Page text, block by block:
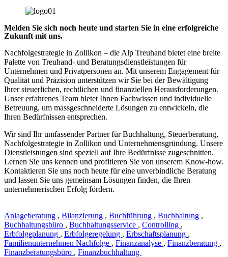
Melden Sie sich noch heute und starten Sie in eine erfolgreiche
Zukunft mit uns.
Nachfolgestrategie in Zollikon – die Alp Treuhand bietet eine breite
Palette von Treuhand- und Beratungsdienstleistungen für
Unternehmen und Privatpersonen an. Mit unserem Engagement für
Qualität und Präzision unterstützen wir Sie bei der Bewältigung
Ihrer steuerlichen, rechtlichen und finanziellen Herausforderungen.
Unser erfahrenes Team bietet Ihnen Fachwissen und individuelle
Betreuung, um massgeschneiderte Lösungen zu entwickeln, die
Ihren Bedürfnissen entsprechen.
Wir sind Ihr umfassender Partner für Buchhaltung, Steuerberatung,
Nachfolgestrategie in Zollikon und Unternehmensgründung. Unsere
Dienstleistungen sind speziell auf Ihre Bedürfnisse zugeschnitten.
Lernen Sie uns kennen und profitieren Sie von unserem Know-how.
Kontaktieren Sie uns noch heute für eine unverbindliche Beratung
und lassen Sie uns gemeinsam Lösungen finden, die Ihren
unternehmerischen Erfolg fördern.
Anlageberatung , Bilanzierung , Buchführung , Buchhaltung ,
Buchhaltungsbüro , Buchhaltungsservice , Controlling ,
Erbfolgeplanung , Erbfolgeregelung , Erbschaftsplanung ,
Familienunternehmen Nachfolge , Finanzanalyse , Finanzberatung ,
Finanzberatungsbüro , Finanzbuchhaltung